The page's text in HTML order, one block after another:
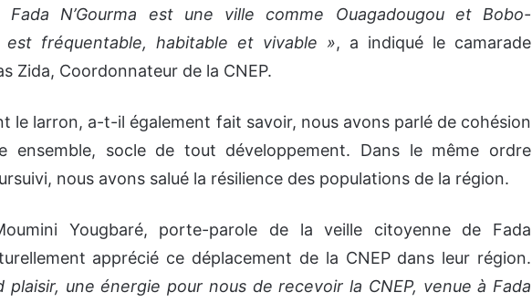
N’Gourma est une ville comme Ouagadougou et Bobo-
est fréquentable, habitable et vivable », a indiqué le camarade
Zida, Coordonnateur de la CNEP.
le larron, a-t-il également fait savoir, nous avons parlé de cohésion
ensemble, socle de tout développement. Dans le même ordre
nous avons salué la résilience des populations de la région.
Yougbaré, porte-parole de la veille citoyenne de Fada
apprécié ce déplacement de la CNEP dans leur région.
plaisir, une énergie pour nous de recevoir la CNEP, venue à Fada